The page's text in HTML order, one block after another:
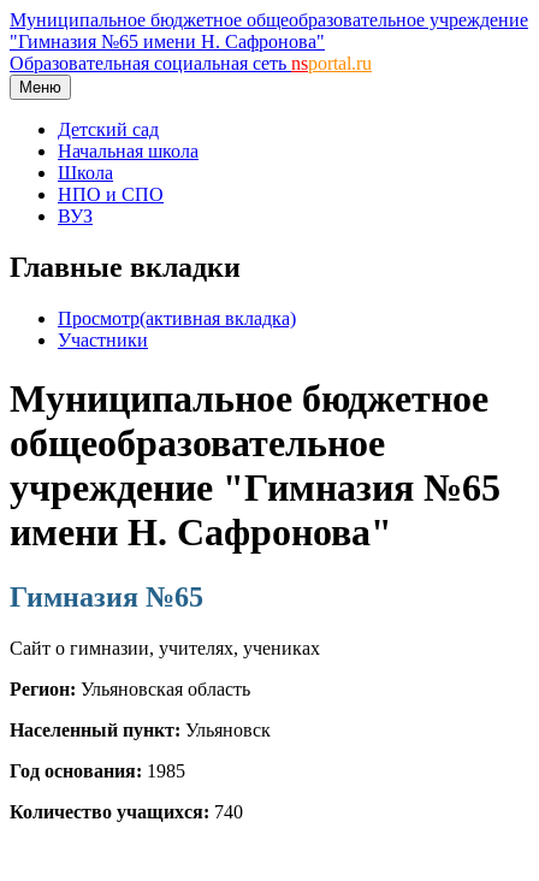
Муниципальное бюджетное общеобразовательное учреждение
"Гимназия №65 имени Н. Сафронова"
Образовательная социальная сеть nsportal.ru
Меню
Детский сад
Начальная школа
Школа
НПО и СПО
ВУЗ
Главные вкладки
Просмотр(активная вкладка)
Участники
Муниципальное бюджетное
общеобразовательное
учреждение "Гимназия №65
имени Н. Сафронова"
Гимназия №65
Сайт о гимназии, учителях, учениках
Регион: Ульяновская область
Населенный пункт: Ульяновск
Год основания: 1985
Количество учащихся: 740